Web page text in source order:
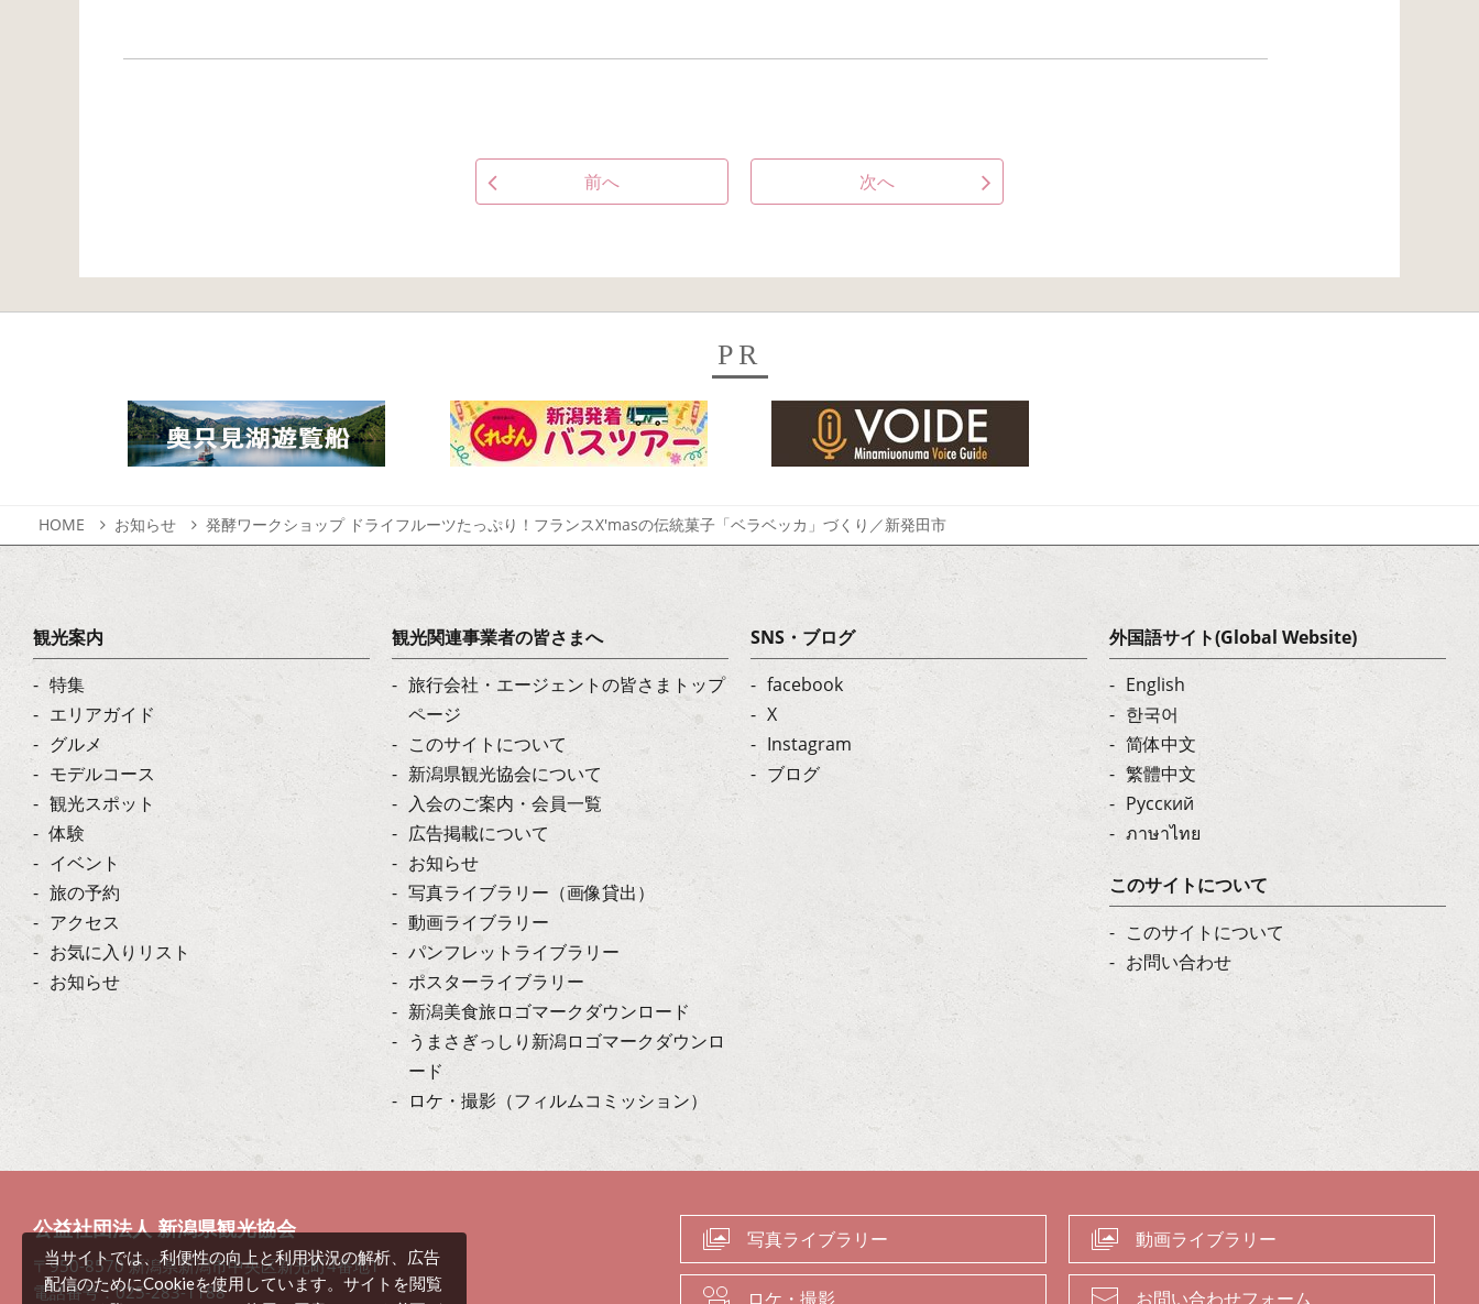
前へ 次へ
PR
HOME お知らせ 発酵ワークショップ ドライフルーツたっぷり！フランスX'masの伝統菓子「ベラベッカ」づくり／新発田市
観光案内
特集
エリアガイド
グルメ
モデルコース
観光スポット
体験
イベント
旅の予約
アクセス
お気に入りリスト
お知らせ
観光関連事業者の皆さまへ
旅行会社・エージェントの皆さまトップ
ページ
このサイトについて
新潟県観光協会について
入会のご案内・会員一覧
広告掲載について
お知らせ
写真ライブラリー（画像貸出）
動画ライブラリー
パンフレットライブラリー
ポスターライブラリー
新潟美食旅ロゴマークダウンロード
うまさぎっしり新潟ロゴマークダウンロ
ード
ロケ・撮影（フィルムコミッション）
SNS・ブログ
facebook
X
Instagram
ブログ
外国語サイト(Global Website)
English
한국어
简体中文
繁體中文
Русский
ภาษาไทย
このサイトについて
このサイトについて
お問い合わせ
公益社団法人 新潟県観光協会
〒950-8570 新潟県新潟市中央区新光町4番地1
電話番号：025-283-1188
写真ライブラリー 動画ライブラリー
ロケ・撮影 お問い合わせフォーム
当サイトでは、利便性の向上と利用状況の解析、広告
配信のためにCookieを使用しています。サイトを閲覧